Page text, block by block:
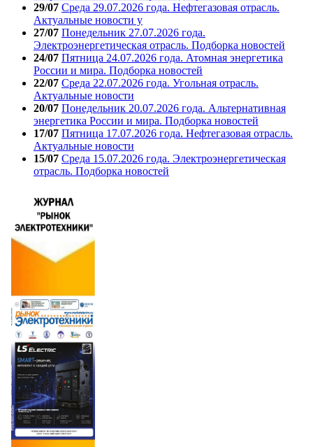
29/07 Среда 29.07.2026 года. Нефтегазовая отрасль.
Актуальные новости у
27/07 Понедельник 27.07.2026 года.
Электроэнергетическая отрасль. Подборка новостей
24/07 Пятница 24.07.2026 года. Атомная энергетика
России и мира. Подборка новостей
22/07 Среда 22.07.2026 года. Угольная отрасль.
Актуальные новости
20/07 Понедельник 20.07.2026 года. Альтернативная
энергетика России и мира. Подборка новостей
17/07 Пятница 17.07.2026 года. Нефтегазовая отрасль.
Актуальные новости
15/07 Среда 15.07.2026 года. Электроэнергетическая
отрасль. Подборка новостей